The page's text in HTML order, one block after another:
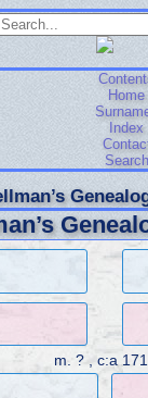
Home
Index
Search
m. ? , c:a